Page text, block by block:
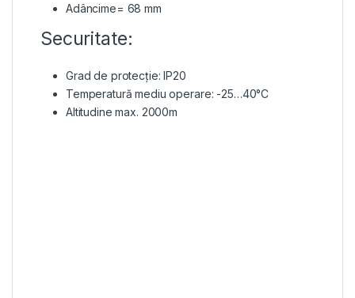
Adâncime= 68 mm
Securitate:
Grad de protecție: IP20
Temperatură mediu operare: -25…40°C
Altitudine max. 2000m